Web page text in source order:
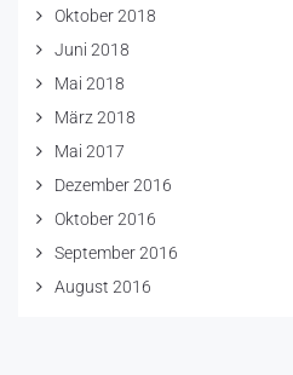
Oktober 2018
Juni 2018
Mai 2018
März 2018
Mai 2017
Dezember 2016
Oktober 2016
September 2016
August 2016